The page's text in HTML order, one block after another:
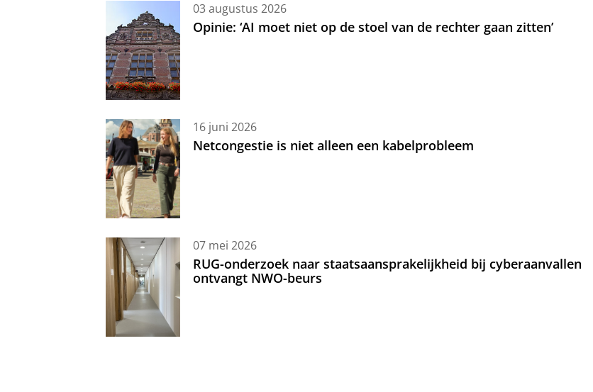
03 augustus 2026
Opinie: ‘AI moet niet op de stoel van de rechter gaan zitten’
16 juni 2026
Netcongestie is niet alleen een kabelprobleem
07 mei 2026
RUG-onderzoek naar staatsaansprakelijkheid bij cyberaanvallen
ontvangt NWO-beurs